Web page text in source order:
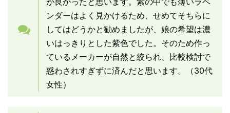
ンダーはよく見かけるため、せめてそちらに
してはどうかと勧めましたが、娘の希望は濃
いはっきりとした紫色でした。そのため作っ
ているメーカーが自然と絞られ、比較検討で
惑わされすぎずに済んだと思います。（30代
女性）